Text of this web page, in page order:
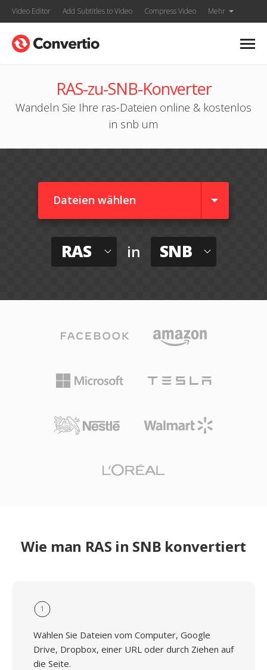
Video Editor Add Subtitles to Video Compress Video Mehr
RAS-zu-SNB-Konverter
Wandeln Sie Ihre ras-Dateien online & kostenlos
in snb um
Dateien wählen
RAS in SNB
Wie man RAS in SNB konvertiert
1
Wählen Sie Dateien vom Computer, Google
Drive, Dropbox, einer URL oder durch Ziehen auf
die Seite.